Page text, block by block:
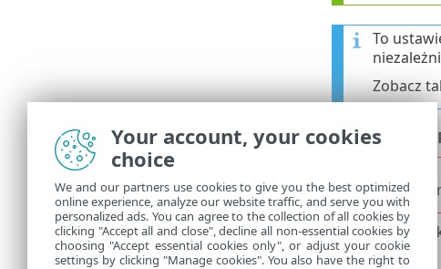
To
Zobacz
3. Kliknij przycisk
Upewnij
4. Kliknij opcję
Your account, your cookies
choice
We and our partners use cookies to give you the best optimized
online experience, analyze our website traffic, and serve you with
personalized ads. You can agree to the collection of all cookies by
clicking "Accept all and close", decline all non-essential cookies by
choosing "Accept essential cookies only", or adjust your cookie
settings by clicking "Manage cookies". You also have the right to